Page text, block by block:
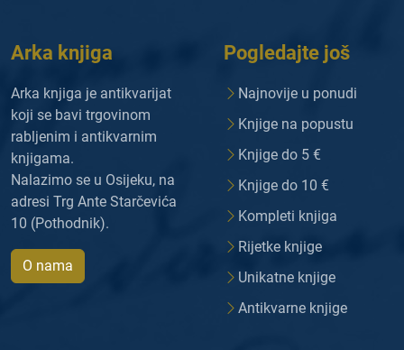
Arka knjiga
Arka knjiga je antikvarijat
koji se bavi trgovinom
rabljenim i antikvarnim
knjigama.
Nalazimo se u Osijeku, na
adresi Trg Ante Starčevića
10 (Pothodnik).
O nama
Pogledajte još
Najnovije u ponudi
Knjige na popustu
Knjige do 5 €
Knjige do 10 €
Kompleti knjiga
Rijetke knjige
Unikatne knjige
Antikvarne knjige